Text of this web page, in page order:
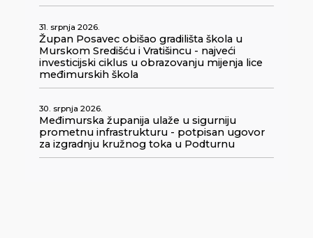
31. srpnja 2026.
Župan Posavec obišao gradilišta škola u
Murskom Središću i Vratišincu - najveći
investicijski ciklus u obrazovanju mijenja lice
međimurskih škola
30. srpnja 2026.
Međimurska županija ulaže u sigurniju
prometnu infrastrukturu - potpisan ugovor
za izgradnju kružnog toka u Podturnu